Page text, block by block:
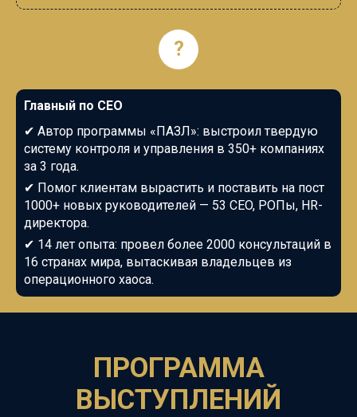
?
Главный по СЕО
✔ Автор программы «ПАЗЛ»: выстроил твердую
систему контроля и управления в 350+ компаниях
за 3 года.
✔ Помог клиентам вырастить и поставить на пост
1000+ новых руководителей — 53 CEO, РОПы, HR-
директора.
✔ 14 лет опыта: провел более 2000 консультаций в
16 странах мира, вытаскивая владельцев из
операционного хаоса.
ПРОГРАММА
ВЫСТУПЛЕНИЙ